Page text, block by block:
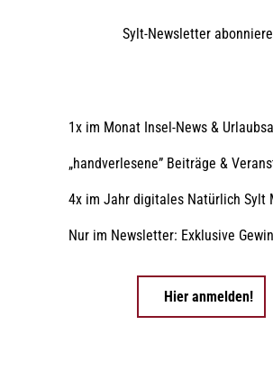
Sylt-Newsletter
1x im Monat Insel-News &
„handverlesene” Beiträge &
4x im Jahr digitales Natürlich Sylt
Nur im Newsletter: Exklusive
Hier anmelden!